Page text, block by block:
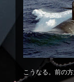
こうなる。前の